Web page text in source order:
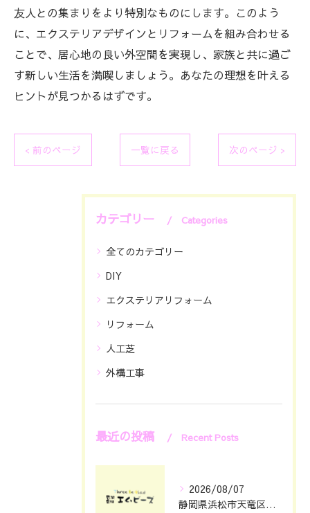
友人との集まりをより特別なものにします。このよう
に、エクステリアデザインとリフォームを組み合わせる
ことで、居心地の良い外空間を実現し、家族と共に過ご
す新しい生活を満喫しましょう。あなたの理想を叶える
ヒントが見つかるはずです。
< 前のページ 一覧に戻る 次のページ >
カテゴリー Categories
全てのカテゴリー
DIY
エクステリアリフォーム
リフォーム
人工芝
外構工事
最近の投稿 Recent Posts
2026/08/07
静岡県浜松市天竜区で庭のリフォームとエクステリアリフォーム費用と安心依頼先の選び方